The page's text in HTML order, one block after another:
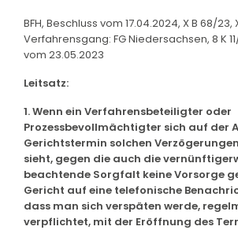
BFH, Beschluss vom 17.04.2024, X B 68/23,
Verfahrensgang: FG Niedersachsen, 8 K
vom 23.05.2023
Leitsatz:
1. Wenn ein Verfahrensbeteiligter oder
Prozessbevollmächtigter sich auf der
Gerichtstermin solchen
sieht, gegen die auch die
beachtende Sorgfalt keine Vorsorge
Gericht auf eine telefonische
dass man sich verspäten werde,
verpflichtet, mit der Eröffnung des